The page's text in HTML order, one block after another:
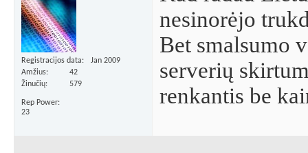
Registracijos data
Jan 2009
Amžius
42
Žinučių
579
Rep Power
23
nesinorėjo
Bet smalsumo
serverių
renkantis be